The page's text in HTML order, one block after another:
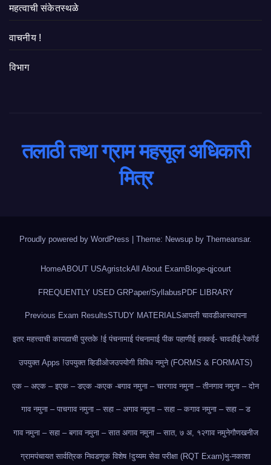
महत्वाची संकेतस्थळे
वाचनीय !
विभाग
तलाठी तथा ग्राम महसूल अधिकारी
मित्र
Proudly powered by WordPress Theme: Newsup by Themeansar.
HomeABOUT USAgristckAll About ExamBloge-qjcourt
FREQUENTLY USED GRPaper/SyllabusPDF LIBRARY
Previous Exam ResultsSTUDY MATERIALSआपली चावडीआस्थापना
इतर महत्त्वाची कायद्याची पुस्तके !ई पंचनामाई पंचनामाई पीक पहाणीई हक्कई- चावडीई-रेकॉर्ड
उपयुक्त Apps !उपयुक्त व्हिडीओजउपयोगी विविध नमुने (FORMS & FORMATS)
एक – अएक – इएक – डएक -कएक -बगाव नमुना – चारगाव नमुना – तीनगाव नमुना – दोन
गाव नमुना – पाचगाव नमुना – सहा – अगाव नमुना – सहा – कगाव नमुना – सहा – ड
गाव नमुना – सहा – बगाव नमुना – सात अगाव नमुना – सात, ७ अ, १२गाव नमुनेगौणखनीज
ग्रामपंचायत सार्वत्रिक निवडणूक विशेष !दुय्यम सेवा परीक्षा (RQT Exam)भु-नकाशा